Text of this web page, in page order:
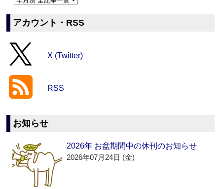
アカウント・RSS
X (Twitter)
RSS
お知らせ
2026年 お盆期間中の休刊のお知らせ
2026年07月24日 (金)